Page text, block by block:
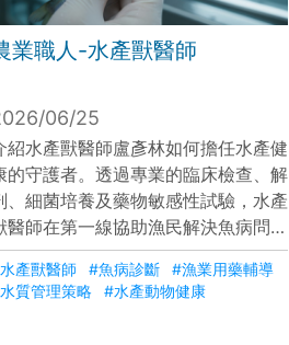
業職人-水產獸醫師
06/25
紹水產獸醫師盧彥林如何擔任水產健
的守護者。透過專業的臨床檢查、解
、細菌培養及藥物敏感性試驗，水產
醫師在第一線協助漁民解決魚病問題
輔導正確用藥與水質管理 。觀眾能
此了解從檢驗到追蹤的嚴謹流程，以
及醫師在確保食安、協助漁民減少損失
產獸醫師 #魚病診斷
#漁業用藥輔導
質管理策略
#水產動物健康